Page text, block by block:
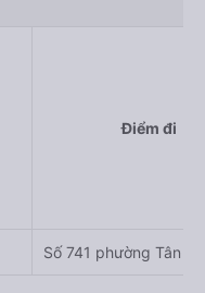
Điểm đi
Số 741 phường Tân